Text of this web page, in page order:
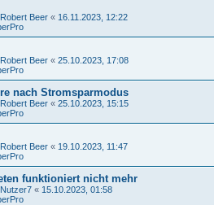
Robert Beer « 16.11.2023, 12:22
Robert Beer « 25.10.2023, 17:08
nach Stromsparmodus
Robert Beer « 25.10.2023, 15:15
Robert Beer « 19.10.2023, 11:47
funktioniert nicht mehr
Nutzer7 « 15.10.2023, 01:58